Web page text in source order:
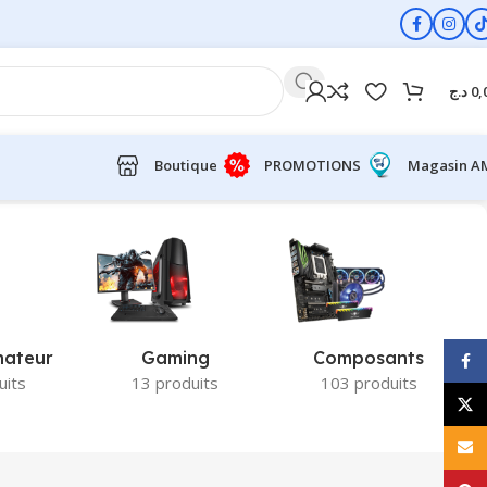
د.ج
Boutique PROMOTIONS Magasin
Gaming
13 produits
Composants
103 produits
E-